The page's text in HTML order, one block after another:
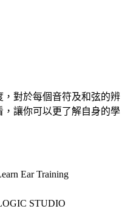
對於每個音符及和弦的辨
讓你可以更了解自身的學
Ear Training
STUDIO